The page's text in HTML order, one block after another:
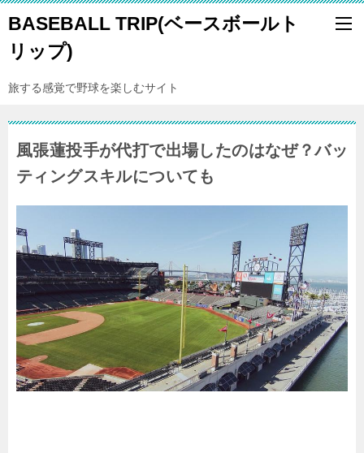
BASEBALL TRIP(ベースボールト
リップ)
旅する感覚で野球を楽しむサイト
風張蓮投手が代打で出場したのはなぜ？バッ
ティングスキルについても